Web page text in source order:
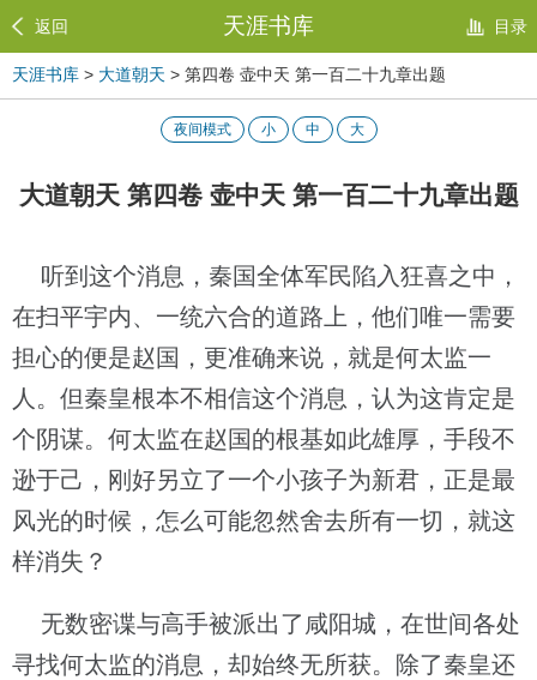
返回 天涯书库 目录
天涯书库 > 大道朝天 > 第四卷 壶中天 第一百二十九章出题
夜间模式 小 中 大
大道朝天 第四卷 壶中天 第一百二十九章出题
听到这个消息，秦国全体军民陷入狂喜之中，
在扫平宇内、一统六合的道路上，他们唯一需要
担心的便是赵国，更准确来说，就是何太监一
人。但秦皇根本不相信这个消息，认为这肯定是
个阴谋。何太监在赵国的根基如此雄厚，手段不
逊于己，刚好另立了一个小孩子为新君，正是最
风光的时候，怎么可能忽然舍去所有一切，就这
样消失？
无数密谍与高手被派出了咸阳城，在世间各处
寻找何太监的消息，却始终无所获。除了秦皇还